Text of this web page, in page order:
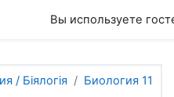
Вы используете
/ Біялогія
Биология 11